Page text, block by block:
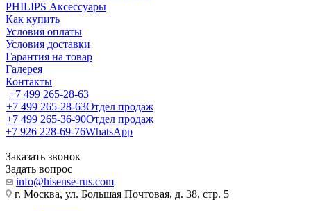
PHILIPS Аксессуары
Как купить
Условия оплаты
Условия доставки
Гарантия на товар
Галерея
Контакты
+7 499 265-28-63
+7 499 265-28-63Отдел продаж
+7 499 265-36-90Отдел продаж
+7 926 228-69-76WhatsApp
Заказать звонок
Задать вопрос
info@hisense-rus.com
г. Москва, ул. Большая Почтовая, д. 38, стр. 5